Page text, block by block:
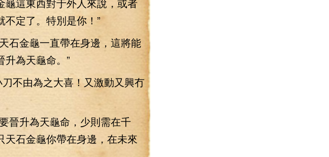
定了。特別是你！”
金龜一直帶在身邊，這將能
為天龜命。”
由為之大喜！又激動又興冇
升為天龜命，少則需在千
石金龜你帶在身邊，在未來